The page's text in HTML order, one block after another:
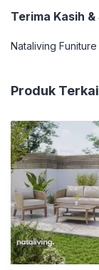
Terima Kasih
Nataliving
Produk